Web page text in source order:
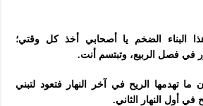
البناء الضخم يا أصحابي أخذ كل وقتي؛
في فصل الربيع، وتبتسم أنت.
تهدمها الريح في آخر النهار فتعود لتبني
أول النهار الثاني.